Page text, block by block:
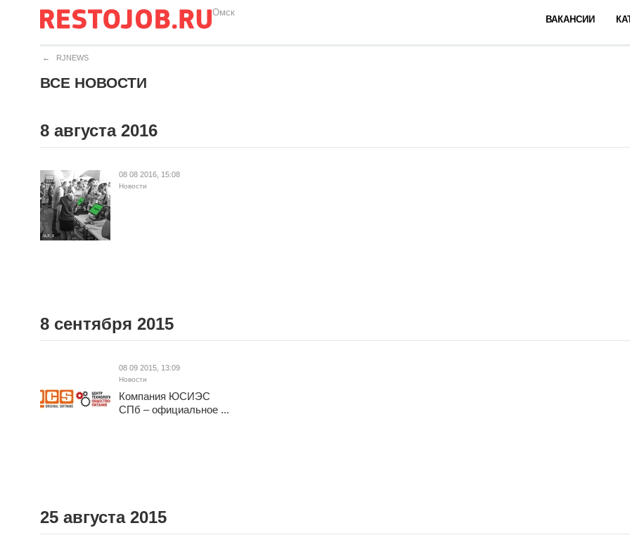
Омск
ВАКАНСИИ
← RJNEWS
ВСЕ НОВОСТИ
8 августа 2016
08 08 2016, 15:08
Новости
8 сентября 2015
08 09 2015, 13:09
Новости
Компания ЮСИЭС
СПб – официальное ...
25 августа 2015